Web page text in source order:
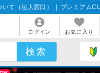
て（法人窓口） プレミアム
ログイン お気に入り